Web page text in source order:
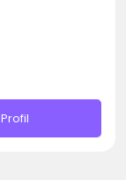
Profil